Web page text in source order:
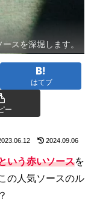
スを深堀します。
はてブ
ー
2024.09.06
いう赤いソースを
の人気ソースのル